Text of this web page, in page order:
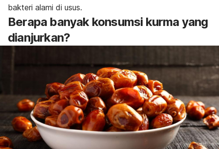
bakteri alami di usus.
Berapa banyak konsumsi kurma yang
dianjurkan?